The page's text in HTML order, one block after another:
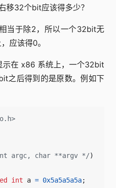
移32个bit应该得多少？
当于除2，所以一个32bit无
应该得0。
示在 x86 系统上，一个32bit
之后得到的是原数。例如下
argc, char **argv */)
int a = 0x5a5a5a5a;